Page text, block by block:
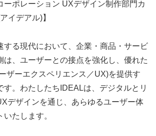
ーポレーション UXデザイン制作部門カ
イデアル)】
する現代において、企業・商品・サービ
は、ユーザーとの接点を強化し、優れた
ザーエクスペリエンス／UX)を提供す
す。わたしたちIDEALは、デジタルとリ
デザインを通じ、あらゆるユーザー体
たします。